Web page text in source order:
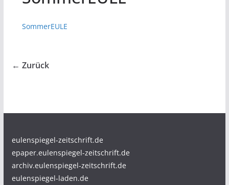
SommerEULE
← Zurück
eulenspiegel-zeitschrift.de
epaper.eulenspiegel-zeitschrift.de
archiv.eulenspiegel-zeitschrift.de
eulenspiegel-laden.de